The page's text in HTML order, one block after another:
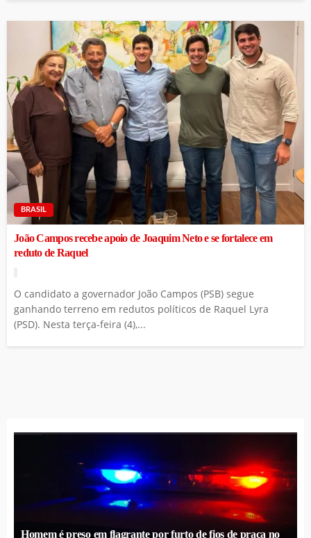
BRASIL
João Campos recebe apoio de Joaquim Neto e se fortalece em
reduto de Raquel
O candidato a governador João Campos (PSB) segue
ganhando terreno em redutos políticos de Raquel Lyra
(PSD). Nesta terça-feira (4),...
Homem é preso em flagrante por furto de fios de praça no